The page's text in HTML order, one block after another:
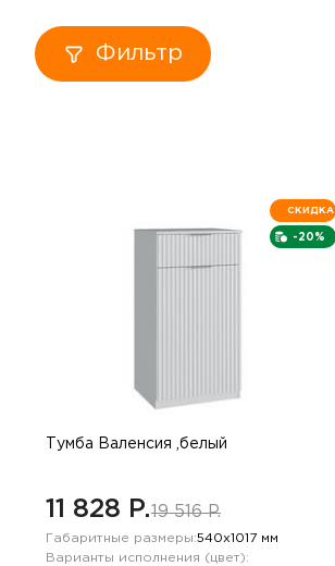
Тумбы
Навесные панели
Полки
Стеллажи
Фильтр
-20%
СКИДКА
Тумба Валенсия ,белый
11 828 P.19 516 P.
Габаритные размеры:540х1017 мм
Варианты исполнения (цвет):